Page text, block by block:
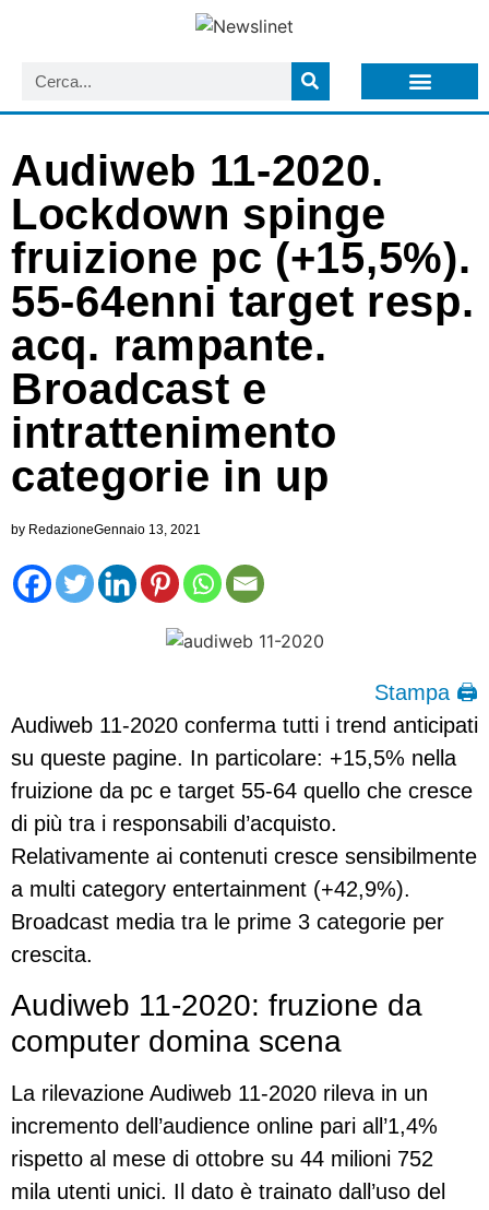
Audiweb 11-2020.
Lockdown spinge
fruizione pc (+15,5%).
55-64enni target resp.
acq. rampante.
Broadcast e
intrattenimento
categorie in up
by RedazioneGennaio 13, 2021
Stampa 🖨
Audiweb 11-2020 conferma tutti i trend anticipati
su queste pagine. In particolare: +15,5% nella
fruizione da pc e target 55-64 quello che cresce
di più tra i responsabili d’acquisto.
Relativamente ai contenuti cresce sensibilmente
a multi category entertainment (+42,9%).
Broadcast media tra le prime 3 categorie per
crescita.
Audiweb 11-2020: fruzione da
computer domina scena
La rilevazione Audiweb 11-2020 rileva in un
incremento dell’audience online pari all’1,4%
rispetto al mese di ottobre su 44 milioni 752
mila utenti unici. Il dato è trainato dall’uso del